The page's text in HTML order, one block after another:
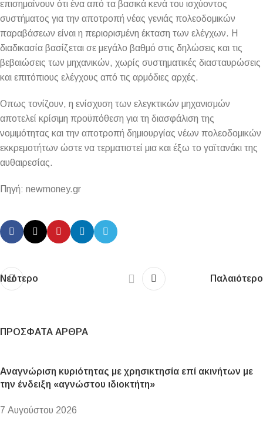
επισημαίνουν ότι ένα από τα βασικά κενά του ισχύοντος
συστήματος για την αποτροπή νέας γενιάς πολεοδομικών
παραβάσεων είναι η περιορισμένη έκταση των ελέγχων. Η
διαδικασία βασίζεται σε μεγάλο βαθμό στις δηλώσεις και τις
βεβαιώσεις των μηχανικών, χωρίς συστηματικές διασταυρώσεις
και επιτόπιους ελέγχους από τις αρμόδιες αρχές.
Οπως τονίζουν, η ενίσχυση των ελεγκτικών μηχανισμών
αποτελεί κρίσιμη προϋπόθεση για τη διασφάλιση της
νομιμότητας και την αποτροπή δημιουργίας νέων πολεοδομικών
εκκρεμοτήτων ώστε να τερματιστεί μια και έξω το γαϊτανάκι της
αυθαιρεσίας.
Πηγή: newmoney.gr
Νεότερο Παλαιότερο
ΠΡΌΣΦΑΤΑ ΆΡΘΡΑ
Αναγνώριση κυριότητας με χρησικτησία επί ακινήτων με
την ένδειξη «αγνώστου ιδιοκτήτη»
7 Αυγούστου 2026